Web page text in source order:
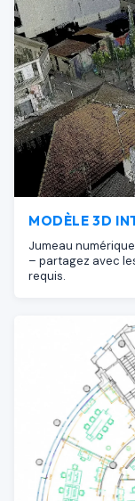
MODÈLE 3D
Jumeau
– partagez avec
requis.